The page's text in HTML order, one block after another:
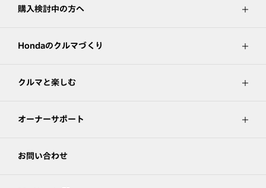
購入検討中の方へ
Hondaのクルマづくり
クルマと楽しむ
オーナーサポート
お問い合わせ